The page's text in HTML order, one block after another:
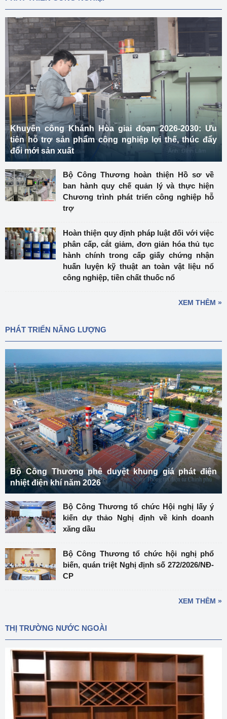
Khuyến công Khánh Hòa giai đoạn 2026-2030: Ưu
tiên hỗ trợ sản phẩm công nghiệp lợi thế, thúc đẩy
đổi mới sản xuất
Bộ Công Thương hoàn thiện Hồ sơ về
ban hành quy chế quản lý và thực hiện
Chương trình phát triển công nghiệp hỗ
trợ
Hoàn thiện quy định pháp luật đối với việc
phân cấp, cắt giảm, đơn giản hóa thủ tục
hành chính trong cấp giấy chứng nhận
huấn luyện kỹ thuật an toàn vật liệu nổ
công nghiệp, tiền chất thuốc nổ
XEM THÊM »
PHÁT TRIỂN NĂNG LƯỢNG
Bộ Công Thương phê duyệt khung giá phát điện
nhiệt điện khí năm 2026
Bộ Công Thương tổ chức Hội nghị lấy ý
kiến dự thảo Nghị định về kinh doanh
xăng dầu
Bộ Công Thương tổ chức hội nghị phổ
biến, quán triệt Nghị định số 272/2026/NĐ-
CP
XEM THÊM »
THỊ TRƯỜNG NƯỚC NGOÀI